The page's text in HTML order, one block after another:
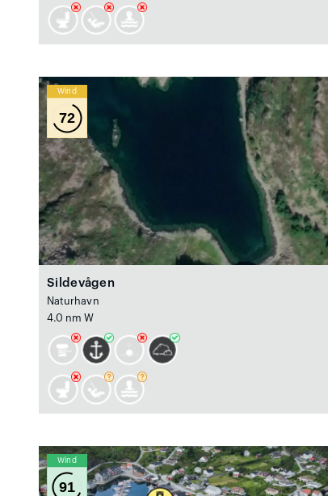
Wind
72
Sildevågen
Naturhavn
4.0 nm W
Wind
91